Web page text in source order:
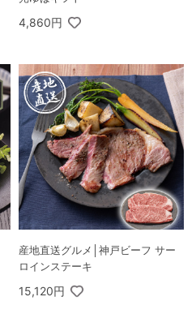
4,860円
産地直送グルメ│神戸ビーフ サー
ロインステーキ
15,120円